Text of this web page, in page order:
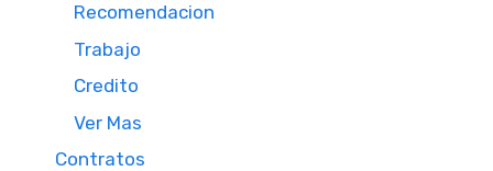
Recomendacion
Trabajo
Credito
Ver Mas
Contratos